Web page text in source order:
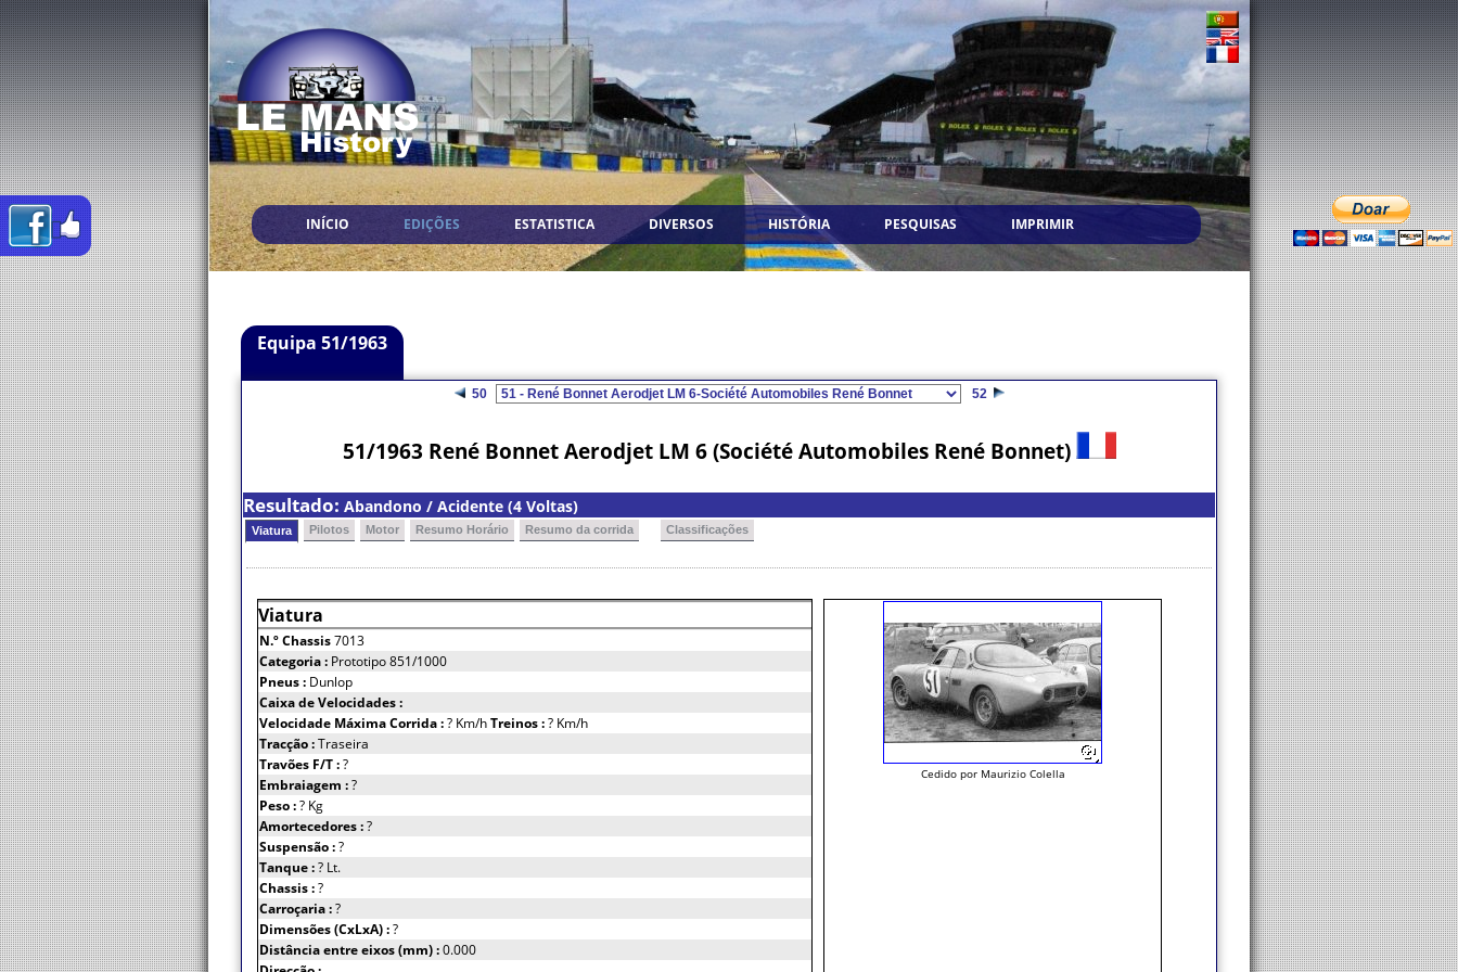
INÍCIO EDIÇÕES ESTATISTICA DIVERSOS HISTÓRIA PESQUISAS IMPRIMIR
Equipa 51/1963
50 52
51/1963 René Bonnet Aerodjet LM 6 (Société Automobiles René Bonnet)
Resultado: Abandono / Acidente (4 Voltas)
Viatura Pilotos Motor Resumo Horário Resumo da corrida Classificações
Viatura
N.º Chassis7013
Categoria : Prototipo 851/1000
Pneus : Dunlop
Caixa de Velocidades :
Velocidade Máxima Corrida :? Km/hTreinos :? Km/h
Tracção :Traseira
Travões F/T :?
Embraiagem :?
Peso :? Kg
Amortecedores :?
Suspensão :?
Tanque :? Lt.
Chassis :?
Carroçaria :?
Dimensões (CxLxA) :?
Distância entre eixos (mm) :0.000
Cedido por Maurizio Colella